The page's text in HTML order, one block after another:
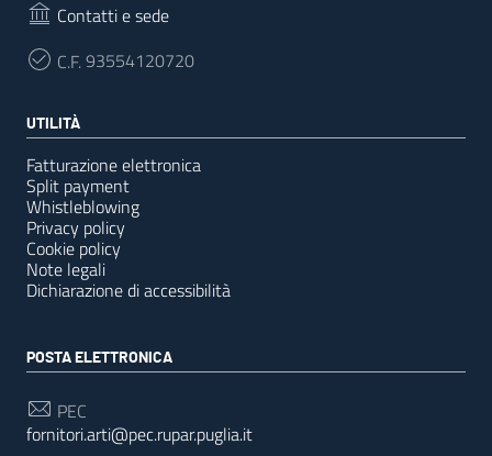
Contatti e sede
C.F.93554120720
UTILITÀ
Fatturazione elettronica
Split payment
Whistleblowing
Privacy policy
Cookie policy
Note legali
Dichiarazione di accessibilità
POSTA ELETTRONICA
PEC
fornitori.arti@pec.rupar.puglia.it